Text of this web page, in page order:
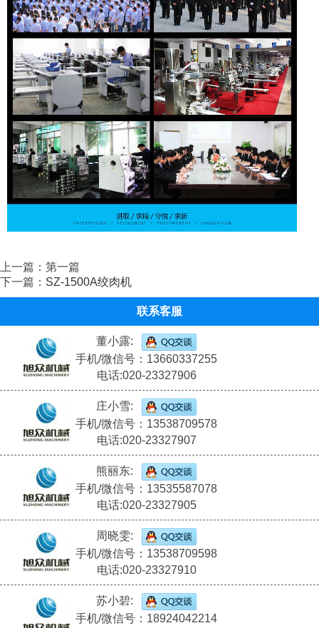
上一篇：第一篇
下一篇： SZ-1500A绞肉机
联系客服
董小露:
手机/微信号：13660337255
电话:020-23327906
庄小雪:
手机/微信号：13538709578
电话:020-23327907
熊丽东:
手机/微信号：13535587078
电话:020-23327905
周晓雯:
手机/微信号：13538709598
电话:020-23327910
苏小碧:
手机/微信号：18924042214